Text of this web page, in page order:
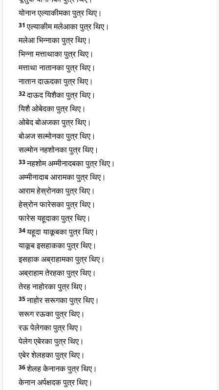
योनान एल्याकीमका पुत्र थिए।
31एल्याकीम मलेआका पुत्र थिए।
मलेआ भिन्नाका पुत्र थिए।
भिन्ना मत्ताथाका पुत्र थिए।
मत्ताथा नातानका पुत्र थिए।
नातान दाऊदका पुत्र थिए।
32दाऊद यिशैका पुत्र थिए।
यिशै ओबेदका पुत्र थिए।
ओबेद बोअजका पुत्र थिए।
बोअज सल्मोनका पुत्र थिए।
सल्मोन नहशोनका पुत्र थिए।
33नहशोम अम्मीनादबका पुत्र थिए।
अम्मीनादाब आरामका पुत्र थिए।
आराम हेस्रोनका पुत्र थिए।
हेस्रोन फारेसका पुत्र थिए।
फारेस यहूदाका पुत्र थिए।
34यहूदा याकूबका पुत्र थिए।
याकूब इसहाकका पुत्र थिए।
इसहाक अब्राहामका पुत्र थिए।
अब्राहाम तेरहका पुत्र थिए।
तेरह नाहोरका पुत्र थिए।
35नाहोर सरूगका पुत्र थिए।
सरूग रऊका पुत्र थिए।
रऊ पेलेगका पुत्र थिए।
पेलेग एबेरका पुत्र थिए।
एबेर शेलहका पुत्र थिए।
36शेलह केनानक पुत्र थिए।
केनान अर्पक्षदक पुत्र थिए।